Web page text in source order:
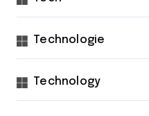
Technologie
Technology